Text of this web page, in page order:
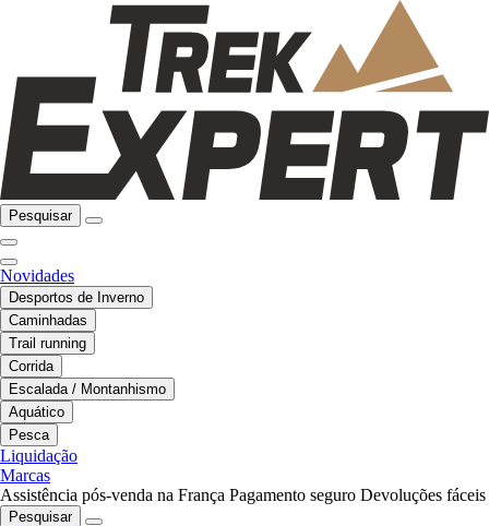
Pesquisar
Novidades
Desportos de Inverno
Caminhadas
Trail running
Corrida
Escalada / Montanhismo
Aquático
Pesca
Liquidação
Marcas
Assistência pós-venda na França Pagamento seguro Devoluções fáceis
Pesquisar